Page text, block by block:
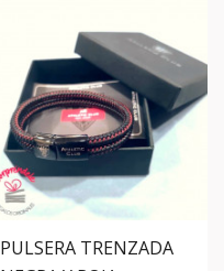
PULSERA TRENZADA